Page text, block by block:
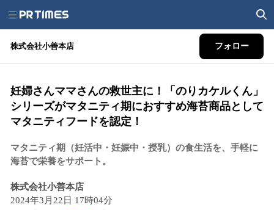
株式会社小善本店 フォロー
妊婦さんママさんの救世主に！「のりカケルくん」
シリーズがマタニティ期におすすめ海苔商品として
マタニティフードを認定！
マタニティ期（妊活中・妊娠中・授乳）の食生活を、手軽に
海苔で栄養をサポート。
株式会社小善本店
2024年3月22日 17時04分